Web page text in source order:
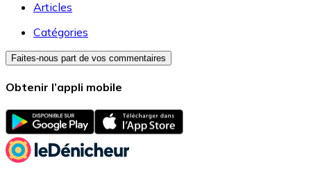
Articles
Catégories
Faites-nous part de vos commentaires
Obtenir l’appli mobile